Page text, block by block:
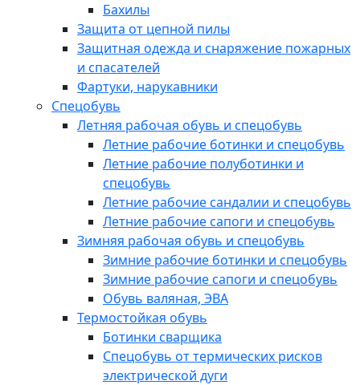
Бахилы
Защита от цепной пилы
Защитная одежда и снаряжение пожарных
и спасателей
Фартуки, нарукавники
Спецобувь
Летняя рабочая обувь и спецобувь
Летние рабочие ботинки и спецобувь
Летние рабочие полуботинки и
спецобувь
Летние рабочие сандалии и спецобувь
Летние рабочие сапоги и спецобувь
Зимняя рабочая обувь и спецобувь
Зимние рабочие ботинки и спецобувь
Зимние рабочие сапоги и спецобувь
Обувь валяная, ЭВА
Термостойкая обувь
Ботинки сварщика
Спецобувь от термических рисков
электрической дуги